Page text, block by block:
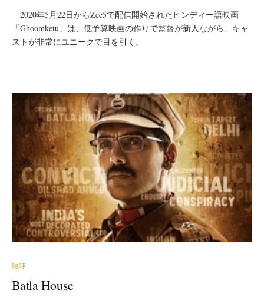
2020年5月22日からZee5で配信開始されたヒンディー語映画
「Ghoomketu」は、低予算映画の作りで監督が新人ながら、キャ
ストが非常にユニークで目を引く。
映評
Batla House